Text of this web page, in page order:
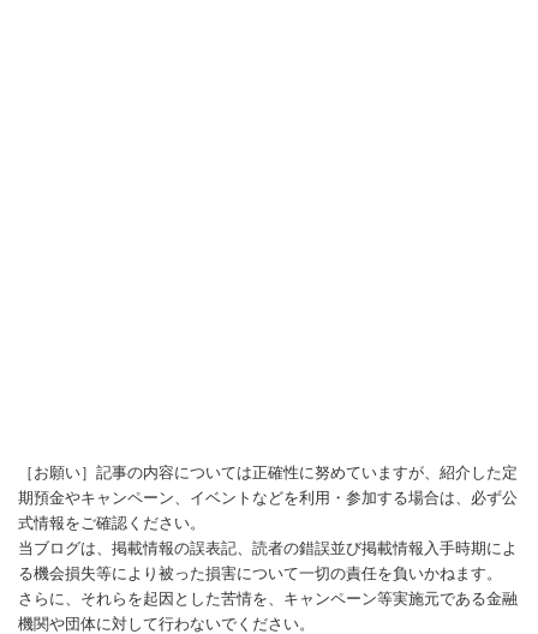
［お願い］記事の内容については正確性に努めていますが、紹介した定
期預金やキャンペーン、イベントなどを利用・参加する場合は、必ず公
式情報をご確認ください。
当ブログは、掲載情報の誤表記、読者の錯誤並び掲載情報入手時期によ
る機会損失等により被った損害について一切の責任を負いかねます。
さらに、それらを起因とした苦情を、キャンペーン等実施元である金融
機関や団体に対して行わないでください。